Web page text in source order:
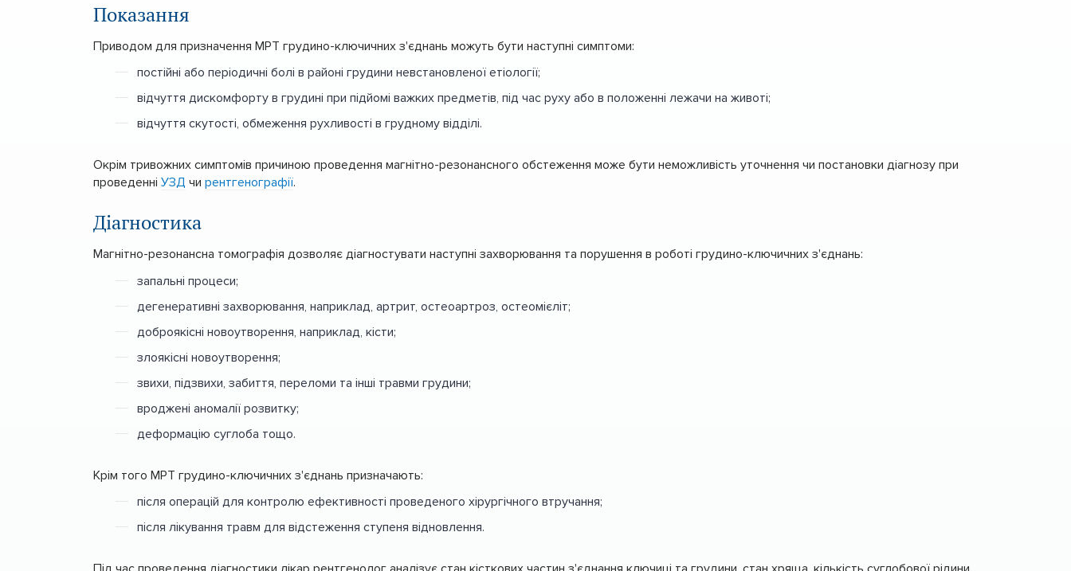
Показання
Приводом для призначення МРТ грудино-ключичних з'єднань можуть бути наступні симптоми:
постійні або періодичні болі в районі грудини невстановленої етіології;
відчуття дискомфорту в грудині при підйомі важких предметів, під час руху або в положенні лежачи на животі;
відчуття скутості, обмеження рухливості в грудному відділі.
Окрім тривожних симптомів причиною проведення магнітно-резонансного обстеження може бути неможливість уточнення чи постановки діагнозу при
проведенні УЗД чи рентгенографії.
Діагностика
Магнітно-резонансна томографія дозволяє діагностувати наступні захворювання та порушення в роботі грудино-ключичних з'єднань:
запальні процеси;
дегенеративні захворювання, наприклад, артрит, остеоартроз, остеомієліт;
доброякісні новоутворення, наприклад, кісти;
злоякісні новоутворення;
звихи, підзвихи, забиття, переломи та інші травми грудини;
вроджені аномалії розвитку;
деформацію суглоба тощо.
Крім того МРТ грудино-ключичних з'єднань призначають:
після операцій для контролю ефективності проведеного хірургічного втручання;
після лікування травм для відстеження ступеня відновлення.